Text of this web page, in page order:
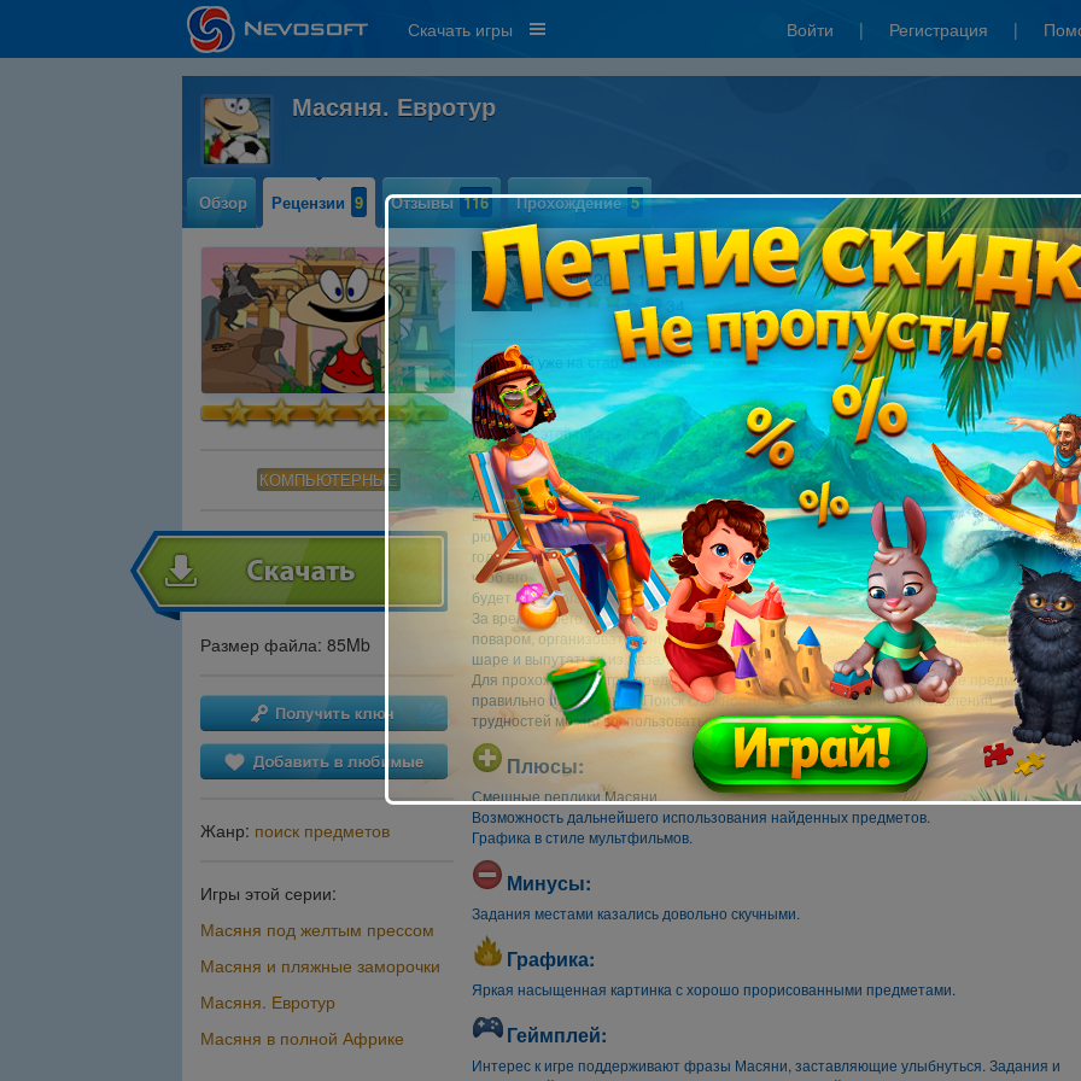
Скачать игры Войти | Регистрация |
Масяня. Евротур
Обзор Рецензии 9 Отзывы 116 Прохождение 5
КОМПЬЮТЕРНЫЕ
Размер файла: 85Mb
Жанр: поиск предметов
Игры этой серии:
Масяня под желтым прессом
Масяня и пляжные заморочки
Масяня. Евротур
Масяня в полной Африке
Vanesso4ka
04.06.2011 10:47
34
«Давай уже на старт нажимай! Жми на старт! Жми – жми! Давай»
Именно с этой фразы всем известной Масяни начинается игра. И ей есть куда
спешить: Масяне предстоит спасти весь российский футбол, а точнее не позволить
проиграть хотя бы один матч.
А все началось так: Масяня, убегая от людей совершенно непривлекательной
внешности, проще именуемых бандитами, в аэропорту вместо своих вещей схватила
рюкзак российского футболиста с бутсами, без которых он не сможет забить ни одного
гола. И ей больше ничего не остается как со словами «спасать отечественный футбол,
чтоб его» отправиться в долгое путешествие через всю Европу. Но совсем не проста
будет ее дорога в солнечную страну.
За время своего путешествия через всю Европу Масяня успеет почувствовать себя
поваром, организовать концерт, покататься на мотоциклах, полетать на воздушном
шаре и выпутаться из, казалось, безвыходных ситуаций.
Для прохождения игры предстоит выполнить задания, отыскав нужные предметы и
правильно их применив. Поиск сложностей не вызывает, но при появлении
трудностей можно воспользоваться подсказкой.
Плюсы:
Смешные реплики Масяни.
Возможность дальнейшего использования найденных предметов.
Графика в стиле мультфильмов.
Минусы:
Задания местами казались довольно скучными.
Графика:
Яркая насыщенная картинка с хорошо прорисованными предметами.
Геймплей:
Интерес к игре поддерживают фразы Масяни, заставляющие улыбнуться. Задания и